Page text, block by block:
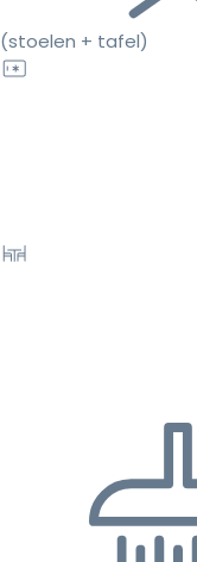
(stoelen + tafel)